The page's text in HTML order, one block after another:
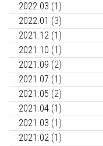
2022.03 (1)
2022.01 (3)
2021.12 (1)
2021.10 (1)
2021.09 (2)
2021.07 (1)
2021.05 (2)
2021.04 (1)
2021.03 (1)
2021.02 (1)